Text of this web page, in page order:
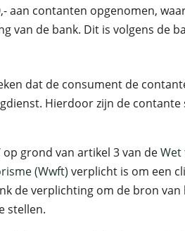
aan contanten opgenomen,
van de bank. Dit is volgens de
dat de consument de
Hierdoor zijn de
op grond van artikel 3 van deWet
(Wwft) verplicht is om een
de verplichting om de bron
stellen.